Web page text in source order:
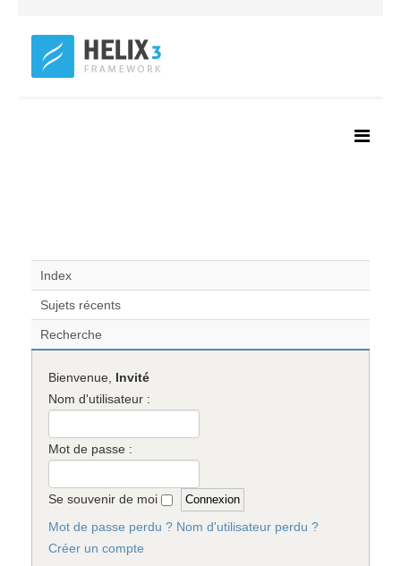
Index
Sujets récents
Recherche
Bienvenue, Invité
Nom d'utilisateur :
Mot de passe :
Se souvenir de moi
Mot de passe perdu ? Nom d'utilisateur perdu ?
Créer un compte